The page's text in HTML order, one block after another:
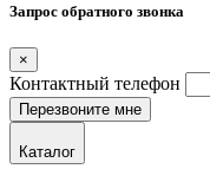
Запрос обратного звонка
×
Контактный телефон
Каталог